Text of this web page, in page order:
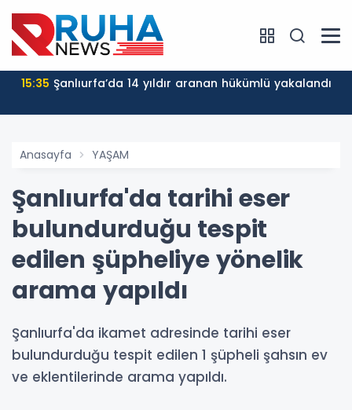
15:35 Şanlıurfa’da 14 yıldır aranan hükümlü yakalandı
Anasayfa YAŞAM
Şanlıurfa'da tarihi eser
bulundurduğu tespit
edilen şüpheliye yönelik
arama yapıldı
Şanlıurfa'da ikamet adresinde tarihi eser
bulundurduğu tespit edilen 1 şüpheli şahsın ev
ve eklentilerinde arama yapıldı.